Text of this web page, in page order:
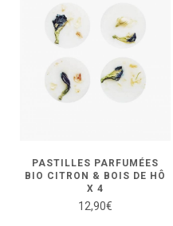
PASTILLES PARFUMÉES
BIO CITRON & BOIS DE HÔ
X 4
12,90€